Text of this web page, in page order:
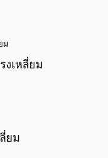
งเหลี่ยม
ยม